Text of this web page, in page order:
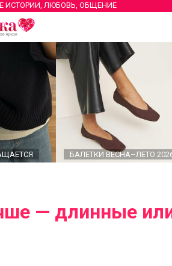
ИСТОРИИ, ЛЮБОВЬ, ОБЩЕНИЕ
БАЛЕТКИ ВЕСНА–ЛЕТО
— длинные